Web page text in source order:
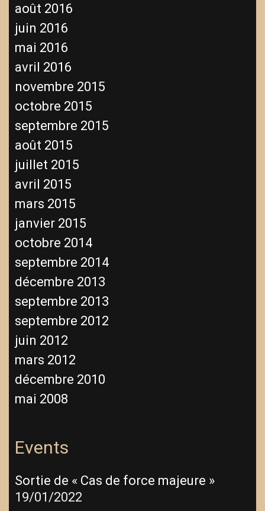
août 2016
juin 2016
mai 2016
avril 2016
novembre 2015
octobre 2015
septembre 2015
août 2015
juillet 2015
avril 2015
mars 2015
janvier 2015
octobre 2014
septembre 2014
décembre 2013
septembre 2013
septembre 2012
juin 2012
mars 2012
décembre 2010
mai 2008
Events
Sortie de « Cas de force majeure »
19/01/2022